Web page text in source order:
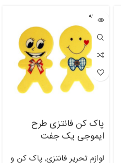
فروخته
شده
پاک کن فانتزی طرح
ایموجی یک جفت
لوازم تحریر فانتزی, پاک کن و